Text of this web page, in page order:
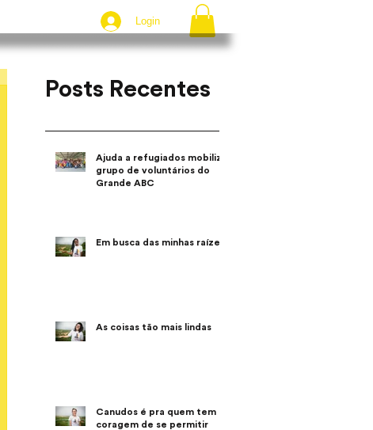
Login
Posts Recentes
Ajuda a refugiados mobiliza
grupo de voluntários do
Grande ABC
Em busca das minhas raízes
As coisas tão mais lindas
Canudos é pra quem tem a
coragem de se permitir